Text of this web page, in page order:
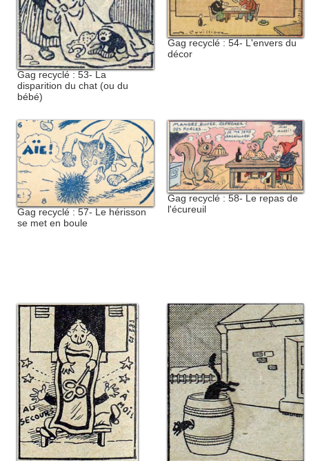
Gag recyclé : 53- La
disparition du chat (ou du
bébé)
Gag recyclé : 54- L'envers du
décor
Gag recyclé : 57- Le hérisson
se met en boule
Gag recyclé : 58- Le repas de
l'écureuil